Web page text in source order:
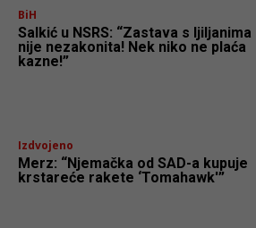
BiH
Salkić u NSRS: “Zastava s ljiljanima
nije nezakonita! Nek niko ne plaća
kazne!”
Izdvojeno
Merz: “Njemačka od SAD-a kupuje
krstareće rakete ‘Tomahawk'”